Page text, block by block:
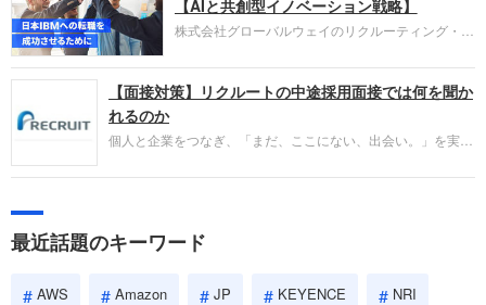
ィットも評価対象となり、長期的に成長できる仲間
であるかを多角的に審査されます。
【AIと共創型イノベーション戦略】
株式会社グローバルウェイのリクルーティング・パ
パーソンが利用する企業口コミサイト「キャリコ
ネ」の転職エージェントがお勧めするイチオシ企業
IBMです。採用面接対策の企業研究にご活用くださ
い。
【面接対策】リクルートの中途採用面接では何を聞か
れるのか
個人と企業をつなぎ、「まだ、ここにない、出会い。」を実現
やこれまでの成果を具体的に問われるほか、「人間性」も評価
しょう。
最近話題のキーワード
AWS Amazon JP KEYENCE NRI